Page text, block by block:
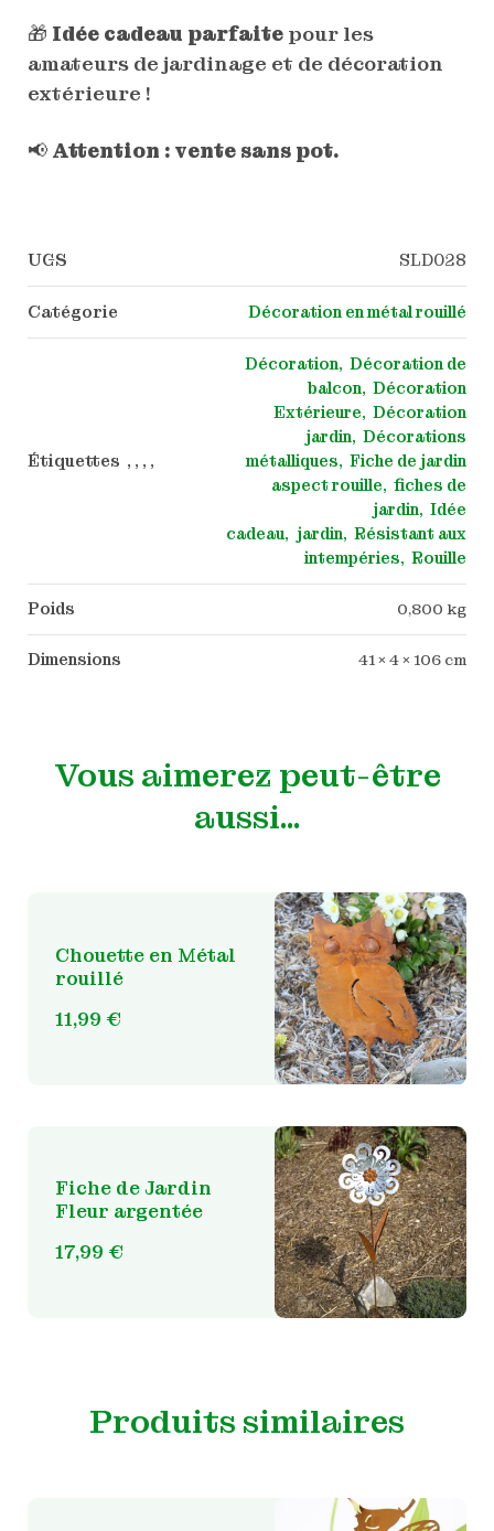
🎁 Idée cadeau parfaitepour les
amateurs de jardinage et de décoration
extérieure !
📢 Attention : vente sans pot.
UGS SLD028
Catégorie Décoration en métal rouillé
Étiquettes , , , ,
Décoration
Décoration de
balcon
Décoration
Extérieure
Décoration
jardin
Décorations
métalliques
Fiche de jardin
aspect rouille
fiches de
jardin
Idée
cadeau
jardin
Résistant aux
intempéries
Rouille
Poids 0,800 kg
Dimensions 41 × 4 × 106 cm
Vous aimerez peut-être
aussi…
Chouette en Métal
rouillé
11,99 €
Fiche de Jardin
Fleur argentée
17,99 €
Produits similaires